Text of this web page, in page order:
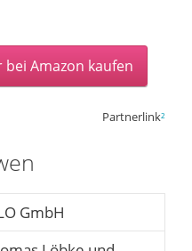
bei Amazon kaufen
Partnerlink²
GmbH